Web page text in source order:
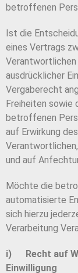
betroffenen
Ist die
eines Vertrags
ausdrücklicher
Vergaberecht
Freiheiten
betroffenen
auf Erwirkung
und auf
Möchte die
automatisierte
sich hierzu
Verarbeitung
i) Recht auf
Einwilligung